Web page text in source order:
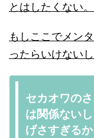
とはしたくない。
もしここでメン
ったらいけないし
セカオワの
は関係ない
げさすぎるか